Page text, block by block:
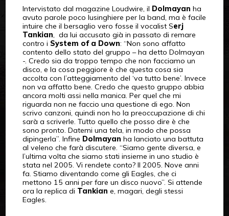
Intervistato dal magazine Loudwire, il Dolmayan ha
avuto parole poco lusinghiere per la band, ma è facile
intuire che il bersaglio vero fosse il vocalist Serj
Tankian, da lui accusato già in passato di remare
contro i System of a Down: “Non sono affatto
contento dello stato del gruppo – ha detto Dolmayan
-. Credo sia da troppo tempo che non facciamo un
disco, e la cosa peggiore è che questa cosa sia
accolta con l’atteggiamento del ‘va tutto bene’. Invece
non va affatto bene. Credo che questo gruppo abbia
ancora molti assi nella manica. Per quel che mi
riguarda non ne faccio una questione di ego. Non
scrivo canzoni, quindi non ho la preoccupazione di chi
sarà a scriverle. Tutto quello che posso dire è che
sono pronto. Datemi una tela, in modo che possa
dipingerla”. Infine Dolmayan ha lanciato una battuta
al veleno che farà discutere. “Siamo gente diversa, e
l’ultima volta che siamo stati insieme in uno studio è
stata nel 2005. Vi rendete conto? Il 2005. Nove anni
fa. Stiamo diventando come gli Eagles, che ci
mettono 15 anni per fare un disco nuovo”. Si attende
ora la replica di Tankian e, magari, degli stessi
Eagles.